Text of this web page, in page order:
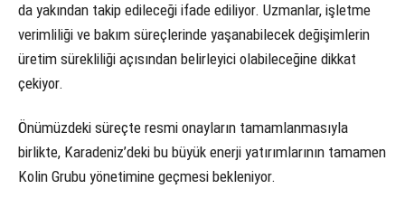
da yakından takip edileceği ifade ediliyor. Uzmanlar, işletme
verimliliği ve bakım süreçlerinde yaşanabilecek değişimlerin
üretim sürekliliği açısından belirleyici olabileceğine dikkat
çekiyor.
Önümüzdeki süreçte resmi onayların tamamlanmasıyla
birlikte, Karadeniz’deki bu büyük enerji yatırımlarının tamamen
Kolin Grubu yönetimine geçmesi bekleniyor.